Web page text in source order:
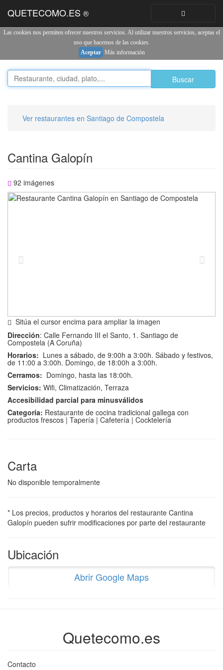
Las cookies nos permiten ofrecer nuestros servicios. Al utilizar nuestros servicios, aceptas el
uso que hacemos de las cookies.
Aceptar Más información
Toggle
navigation
QUETECOMO.ES ®
Buscar
Ver restaurantes en Santiago de Compostela
Cantina Galopín
92 imágenes
Sitúa el cursor encima para ampliar la imagen
Dirección: Calle Fernando III el Santo, 1. Santiago de
Compostela (A Coruña)
Horarios: Lunes a sábado, de 9:00h a 3:00h. Sábado y festivos,
de 11:00 a 3:00h. Domingo, de 18:00h a 3:00h.
Cerramos: Domingo, hasta las 18:00h.
Servicios: Wifi, Climatización, Terraza
Accesibilidad parcial para minusválidos
Categoría: Restaurante de cocina tradicional gallega con
productos frescos | Tapería | Cafetería | Cocktelería
Carta
No disponible temporalmente
* Los precios, productos y horarios del restaurante Cantina
Galopín pueden sufrir modificaciones por parte del restaurante
Ubicación
Abrir Google Maps
Quetecomo.es
Contacto